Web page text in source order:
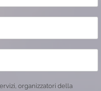
organizzatori della